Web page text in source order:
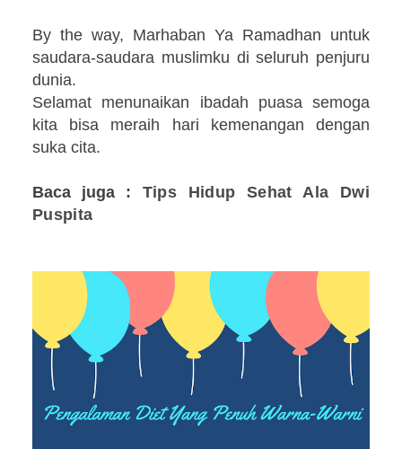
By the way, Marhaban Ya Ramadhan untuk
saudara-saudara muslimku di seluruh penjuru
dunia.
Selamat menunaikan ibadah puasa semoga
kita bisa meraih hari kemenangan dengan
suka cita.
Baca juga : Tips Hidup Sehat Ala Dwi
Puspita